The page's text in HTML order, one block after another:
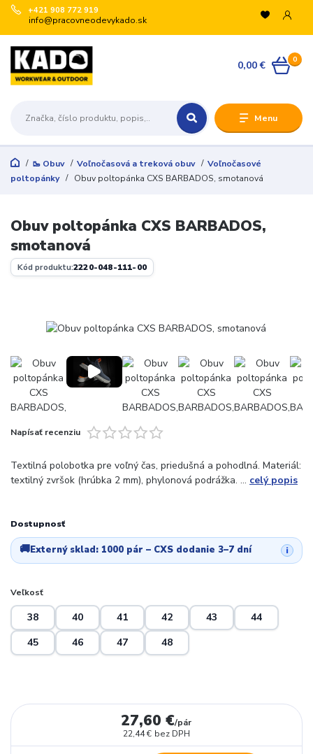
Menu
+421 908 772 919
info@pracovneodevykado.sk
0
0,00 €
🥾 Obuv Voľnočasová a treková obuv
Voľnočasové
poltopánky
Obuv poltopánka CXS BARBADOS, smotanová
Obuv poltopánka CXS BARBADOS,
smotanová
Kód produktu:2220-048-111-00
Napísať recenziu
Textilná polobotka pre voľný čas, priedušná a pohodlná. Materiál:
textilný zvršok (hrúbka 2 mm), phylonová podrážka. ... celý popis
Dostupnosť
🚚Externý sklad: 1000 pár – CXS dodanie 3–7 dní i
Veľkosť
38 40 41 42 43
44
45
46 47 48
27,60 €/pár
22,44 € bez DPH